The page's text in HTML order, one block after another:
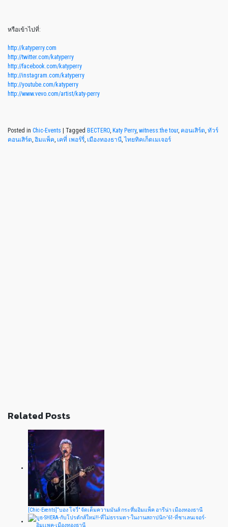
หรือเข้าไปที่:
http://katyperry.com
http://twitter.com/katyperry
http://facebook.com/katyperry
http://instagram.com/katyperry
http://youtube.com/katyperry
http://www.vevo.com/artist/katy-perry
Posted in Chic-Events Tagged BECTERO, Katy Perry, witness:the tour, คอนเสิร์ต, ทัวร์
คอนเสิร์ต, อิมแพ็ค, เคที่ เพอร์รี่, เมืองทองธานี, ไทยทิคเก็ตเมเจอร์
Related Posts
[Chic-Events]“บอง โจวี่” จัดเต็มความมันส์ กระหึ่มอิมแพ็ค อารีน่า เมืองทองธานี